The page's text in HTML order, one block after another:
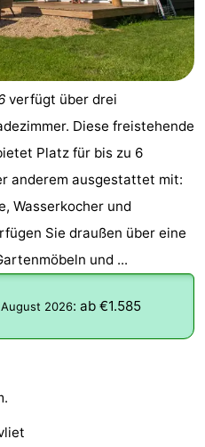
verfügt über drei
Diese freistehende
Platz für bis zu 6
anderem ausgestattet mit:
Wasserkocher und
Sie draußen über eine
und ...
2026: ab €1.585